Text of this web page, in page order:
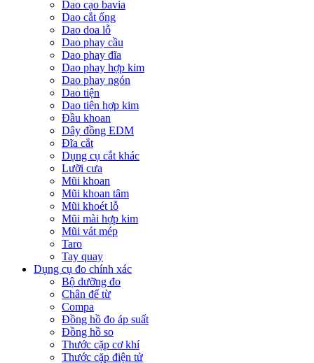
Dao cạo bavia
Dao cắt ống
Dao doa lỗ
Dao phay cầu
Dao phay đĩa
Dao phay hợp kim
Dao phay ngón
Dao tiện
Dao tiện hợp kim
Đầu khoan
Dây đồng EDM
Đĩa cắt
Dụng cụ cắt khác
Lưỡi cưa
Mũi khoan
Mũi khoan tâm
Mũi khoét lỗ
Mũi mài hợp kim
Mũi vát mép
Taro
Tay quay
Dụng cụ đo chính xác
Bộ dưỡng đo
Chân đế từ
Compa
Đồng hồ đo áp suất
Đồng hồ so
Thước cặp cơ khí
Thước cặp điện tử